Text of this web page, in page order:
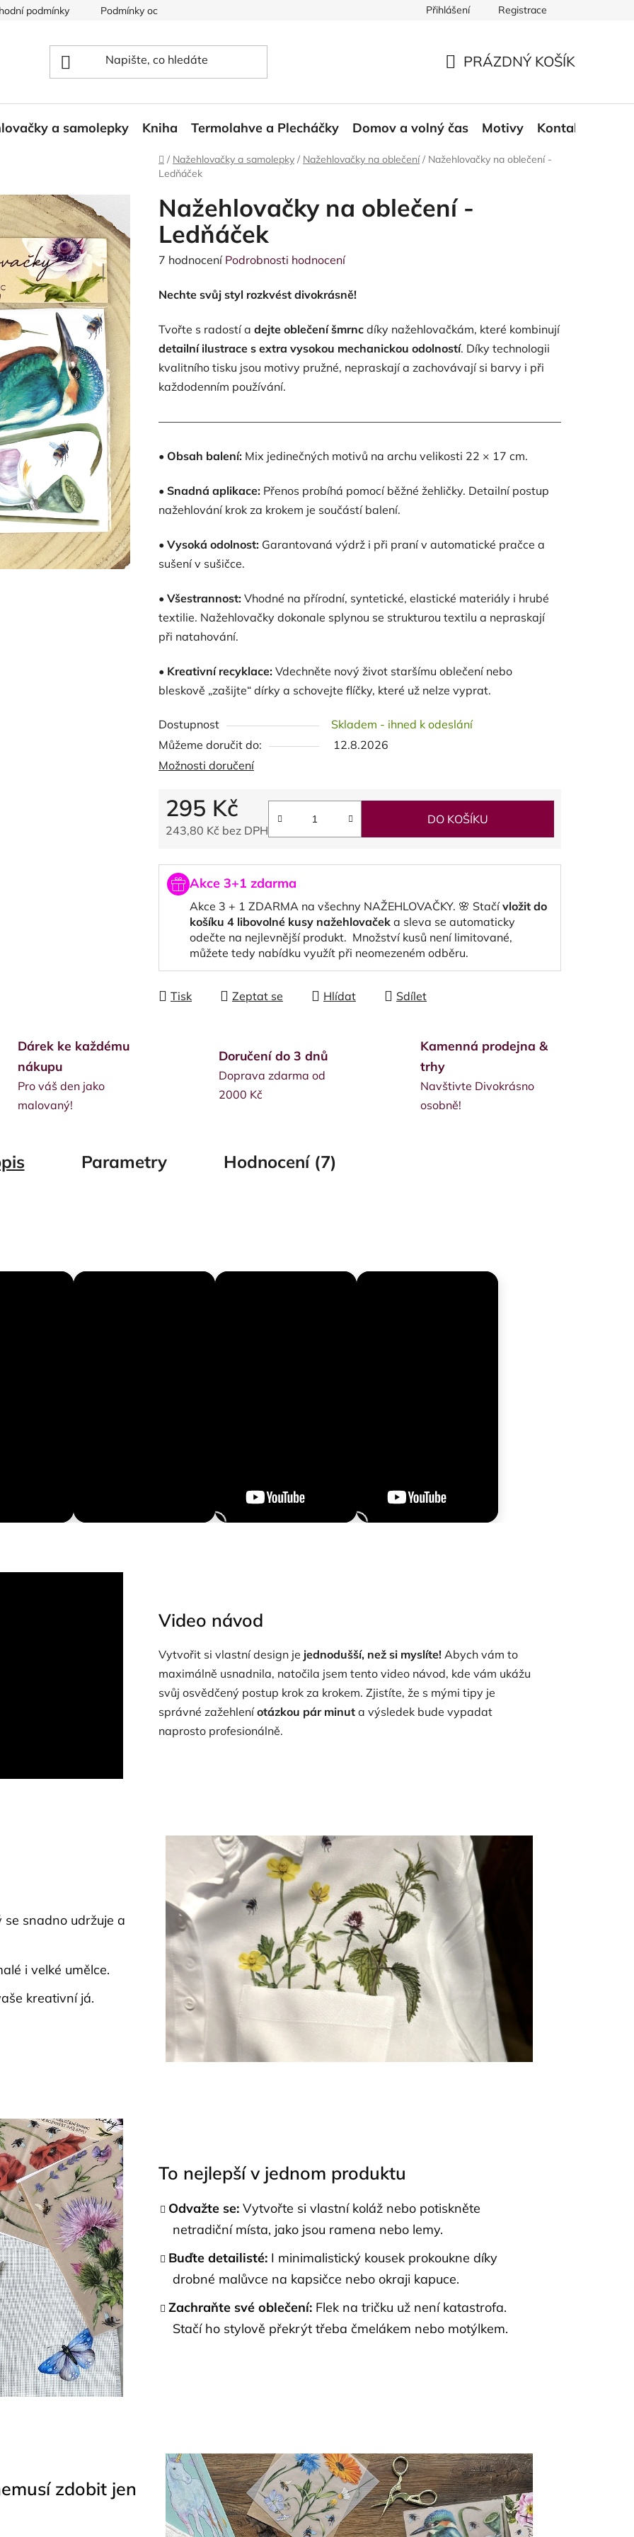
podmínky Podmínky ochrany osobních údajů Reklamace a odstoupení od smlouvy Moje objednávka
Přihlášení Registrace
PRÁZDNÝ KOŠÍK
a samolepky Kniha Termolahve a Plecháčky Domov a volný čas Motivy Kontakt
Domů
/ Nažehlovačky a samolepky / Nažehlovačky na oblečení / Nažehlovačky na oblečení -
Ledňáček
Nažehlovačky na oblečení -
Ledňáček
Průměrné
produktu
5,0
z
5
hvězdiček.
7 hodnocení Podrobnosti hodnocení
Nechte svůj styl rozkvést divokrásně!
Tvořte s radostí a dejte oblečení šmrnc díky nažehlovačkám, které kombinují
detailní ilustrace s extra vysokou mechanickou odolností. Díky technologii
kvalitního tisku jsou motivy pružné, nepraskají a zachovávají si barvy i při
každodenním používání.
• Obsah balení: Mix jedinečných motivů na archu velikosti 22 × 17 cm.
• Snadná aplikace: Přenos probíhá pomocí běžné žehličky. Detailní postup
nažehlování krok za krokem je součástí balení.
• Vysoká odolnost: Garantovaná výdrž i při praní v automatické pračce a
sušení v sušičce.
• Všestrannost: Vhodné na přírodní, syntetické, elastické materiály i hrubé
textilie. Nažehlovačky dokonale splynou se strukturou textilu a nepraskají
při natahování.
• Kreativní recyklace: Vdechněte nový život staršímu oblečení nebo
bleskově „zašijte“ dírky a schovejte flíčky, které už nelze vyprat.
Dostupnost
Skladem - ihned k odeslání
Můžeme doručit do:
12.8.2026
Možnosti doručení
295 Kč
243,80 Kč bez DPH
DO KOŠÍKU
Akce 3+1 zdarma
Akce 3 + 1 ZDARMA na všechny NAŽEHLOVAČKY. 🌸 Stačívložit do
košíku 4 libovolné kusy nažehlovaček a sleva se automaticky
odečte na nejlevnější produkt. Množství kusů není limitované,
můžete tedy nabídku využít při neomezeném odběru.
Tisk Zeptat se Hlídat Sdílet
Dárek ke každému
nákupu
Pro váš den jako
malovaný!
Doručení do 3 dnů
Doprava zdarma od
2000 Kč
Kamenná prodejna &
trhy
Navštivte Divokrásno
osobně!
Parametry Hodnocení (7)
Video návod
Vytvořit si vlastní design je jednodušší, než si myslíte! Abych vám to
maximálně usnadnila, natočila jsem tento video návod, kde vám ukážu
svůj osvědčený postup krok za krokem. Zjistíte, že s mými tipy je
správné zažehleníotázkou pár minut a výsledek bude vypadat
naprosto profesionálně.
snadno udržuje a
i velké umělce.
kreativní já.
To nejlepší v jednom produktu
Odvažte se: Vytvořte si vlastní koláž nebo potiskněte
netradiční místa, jako jsou ramena nebo lemy.
Buďte detailisté: I minimalistický kousek prokoukne díky
drobné malůvce na kapsičce nebo okraji kapuce.
Zachraňte své oblečení: Flek na tričku už není katastrofa.
Stačí ho stylově překrýt třeba čmelákem nebo motýlkem.
zdobit jen